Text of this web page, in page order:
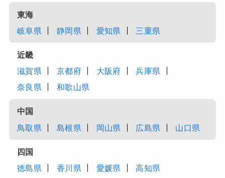
東海
岐阜県
静岡県 愛知県 三重県
近畿
滋賀県
京都府 大阪府
兵庫県
奈良県
和歌山県
中国
鳥取県
島根県 岡山県 広島県 山口県
四国
徳島県
香川県 愛媛県 高知県